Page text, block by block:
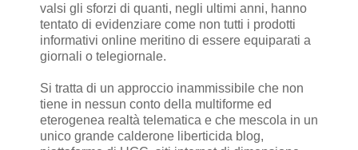
valsi gli sforzi di quanti, negli ultimi anni, hanno
tentato di evidenziare come non tutti i prodotti
informativi online meritino di essere equiparati a
giornali o telegiornale.
Si tratta di un approccio inammissibile che non
tiene in nessun conto della multiforme ed
eterogenea realtà telematica e che mescola in un
unico grande calderone liberticida blog,